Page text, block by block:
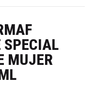
SPECIAL
MUJER